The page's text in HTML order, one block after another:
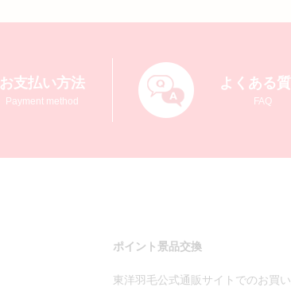
お支払い方法
Payment method
よくある
FAQ
ポイント景品交換
東洋羽毛公式通販サイトでのお買